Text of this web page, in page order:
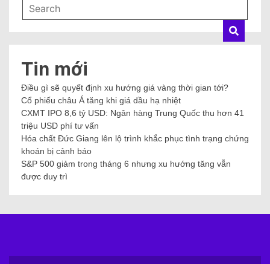
Tin mới
Điều gì sẽ quyết định xu hướng giá vàng thời gian tới?
Cổ phiếu châu Á tăng khi giá dầu hạ nhiệt
CXMT IPO 8,6 tỷ USD: Ngân hàng Trung Quốc thu hơn 41
triệu USD phí tư vấn
Hóa chất Đức Giang lên lộ trình khắc phục tình trạng chứng
khoán bị cảnh báo
S&P 500 giảm trong tháng 6 nhưng xu hướng tăng vẫn
được duy trì